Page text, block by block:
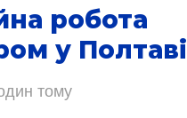
робота
у Полтаві
тому